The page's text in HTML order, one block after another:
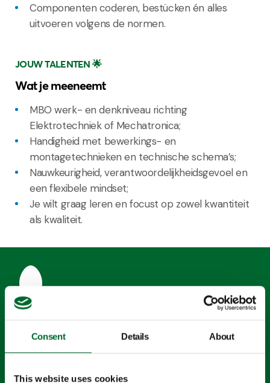
Consent Details About
This website uses cookies
Componenten coderen, bestücken én alles
uitvoeren volgens de normen.
JOUW TALENTEN 🌟
Wat je meeneemt
MBO werk- en denkniveau richting
Elektrotechniek of Mechatronica;
Handigheid met bewerkings- en
montagetechnieken en technische schema’s;
Nauwkeurigheid, verantwoordelijkheidsgevoel en
een flexibele mindset;
Je wilt graag leren en focust op zowel kwantiteit
als kwaliteit.
Flexibel werken
Vind de juiste werk-privé balans door flexibele werktijden